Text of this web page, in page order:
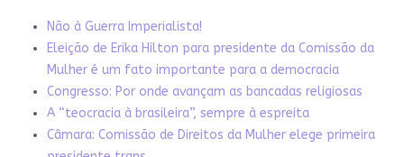
Não à Guerra Imperialista!
Eleição de Erika Hilton para presidente da Comissão da
Mulher é um fato importante para a democracia
Congresso: Por onde avançam as bancadas religiosas
A “teocracia à brasileira”, sempre à espreita
Câmara: Comissão de Direitos da Mulher elege primeira